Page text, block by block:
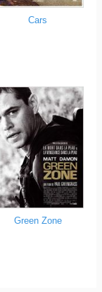
Cars
Green Zone